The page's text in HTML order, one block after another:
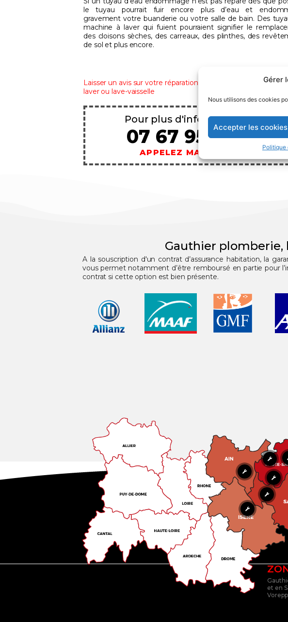
Gérer
Nous utilisons des cookies
Accepter les cookies
Politique
le tuyau pourrait fuir encore plus d’eau et
gravement votre buanderie ou votre salle de bain. Des
machine à laver qui fuient pourraient signifier le
des cloisons sèches, des carreaux, des plinthes, des
de sol et plus encore.
Laisser un avis sur votre réparation de fuite sur tuyau de
laver ou lave-vaisselle
Pour plus d'infos et conseils
07 67 95 30 74
APPELEZ MAINTENANT
Gauthier plomberie,
A la souscription d'un contrat d’assurance habitation, la
vous permet notamment d’être remboursé en partie pour
contrat si cette option est bien présente.
et en